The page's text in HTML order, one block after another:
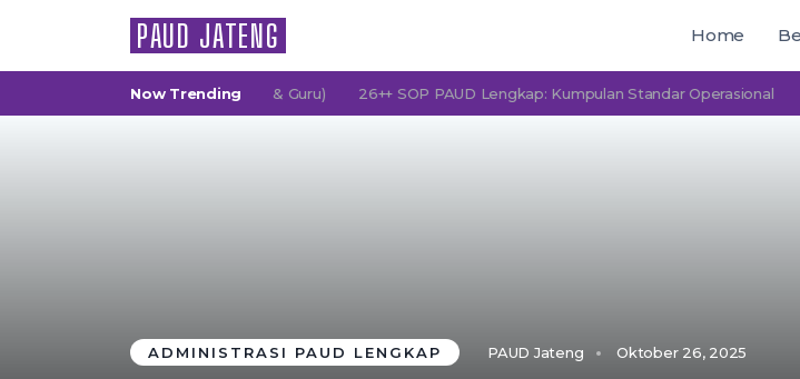
PAUD JATENG Home
Now Trending
(Persatuan Orang Tua Murid & Guru) 26++ SOP PAUD Lengkap: Kumpulan Standar Operasional
ADMINISTRASI PAUD LENGKAP PAUD Jateng Oktober 26, 2025